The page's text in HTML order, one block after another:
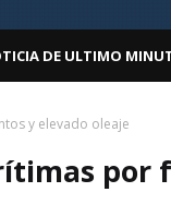
DE ULTIMO
y elevado oleaje
por